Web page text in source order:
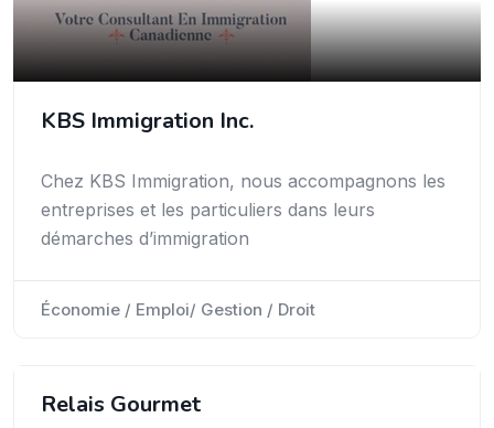
KBS Immigration Inc.
Chez KBS Immigration, nous accompagnons les
entreprises et les particuliers dans leurs
démarches d’immigration
Économie / Emploi/ Gestion / Droit
Relais Gourmet